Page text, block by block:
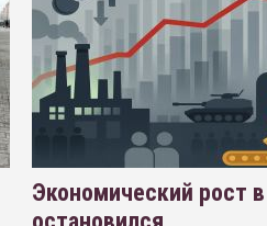
Экономический рост